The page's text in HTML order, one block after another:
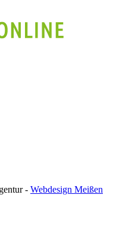
- Webdesign Meißen